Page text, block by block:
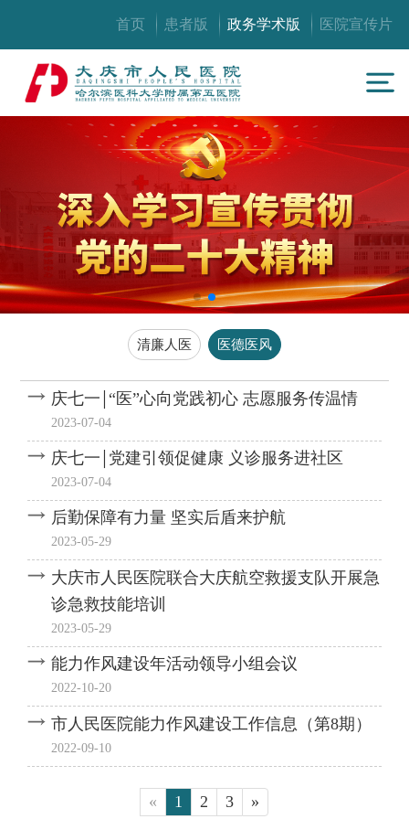
首页 患者版 政务学术版 医院宣传片
清廉人医 医德医风
庆七一￨“医”心向党践初心 志愿服务传温情
2023-07-04
庆七一￨党建引领促健康 义诊服务进社区
2023-07-04
后勤保障有力量 坚实后盾来护航
2023-05-29
大庆市人民医院联合大庆航空救援支队开展急
诊急救技能培训
2023-05-29
能力作风建设年活动领导小组会议
2022-10-20
市人民医院能力作风建设工作信息（第8期）
2022-09-10
« 1 2 3 »